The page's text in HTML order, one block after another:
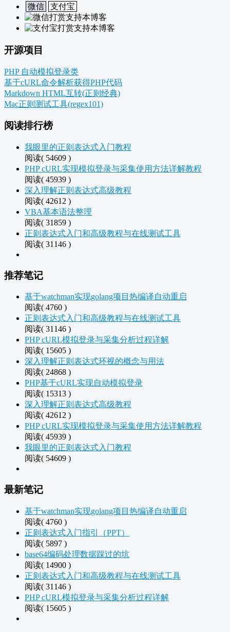
微信 支付宝
开源项目
PHP 自动模拟登录类
基于cURL命令解析获得PHP代码
Markdown HTML互转(正则经典)
Mac正则测试工具(regex101)
阅读排行榜
我眼里的正则表达式入门教程
阅读( 54609 )
PHP cURL实现模拟登录与采集使用方法详解教程
阅读( 45939 )
深入理解正则表达式高级教程
阅读( 42612 )
VBA基本语法整理
阅读( 31859 )
正则表达式入门和高级教程与在线测试工具
阅读( 31146 )
推荐笔记
基于watchman实现golang项目热编译自动重启
阅读( 4760 )
正则表达式入门和高级教程与在线测试工具
阅读( 31146 )
PHP cURL模拟登录与采集分析过程详解
阅读( 15605 )
深入理解正则表达式环视的概念与用法
阅读( 24868 )
PHP基于cURL实现自动模拟登录
阅读( 15313 )
深入理解正则表达式高级教程
阅读( 42612 )
PHP cURL实现模拟登录与采集使用方法详解教程
阅读( 45939 )
我眼里的正则表达式入门教程
阅读( 54609 )
最新笔记
基于watchman实现golang项目热编译自动重启
阅读( 4760 )
正则表达式入门指引（PPT）
阅读( 5897 )
base64编码处理数据踩过的坑
阅读( 14900 )
正则表达式入门和高级教程与在线测试工具
阅读( 31146 )
PHP cURL模拟登录与采集分析过程详解
阅读( 15605 )